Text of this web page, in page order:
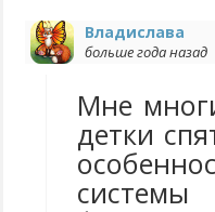
Владислава
больше года назад
Мне
детки